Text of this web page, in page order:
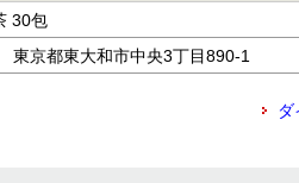
30包
京都東大和市中央3丁目890-1